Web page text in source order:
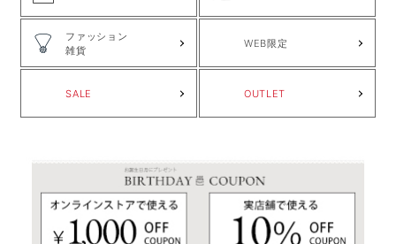
ファッション
雑貨
WEB限定
SALE OUTLET